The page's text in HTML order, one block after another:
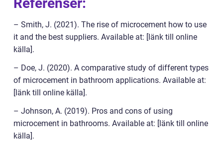
– Smith, J. (2021). The rise of microcement how to use
it and the best suppliers. Available at: [länk till online
källa].
– Doe, J. (2020). A comparative study of different types
of microcement in bathroom applications. Available at:
[länk till online källa].
– Johnson, A. (2019). Pros and cons of using
microcement in bathrooms. Available at: [länk till online
källa].